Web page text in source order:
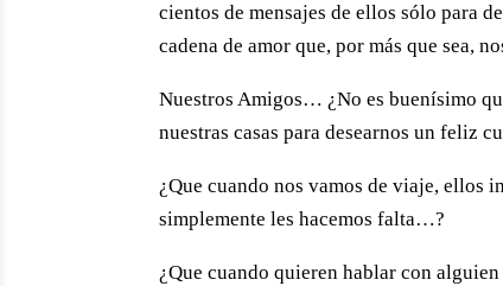
cientos de mensajes de ellos sólo para
cadena de amor que, por más que sea,
Nuestros Amigos… ¿No es buenísimo
nuestras casas para desearnos un feliz
¿Que cuando nos vamos de viaje, ellos
simplemente les hacemos falta…?
¿Que cuando quieren hablar con